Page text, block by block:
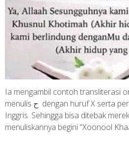
Ia mengambil contoh transliterasi
menulis ح dengan huruf X serta perpaduan ejaan Bahasa
Inggris. Sehingga bisa ditebak
menuliskannya begini “Xoonool